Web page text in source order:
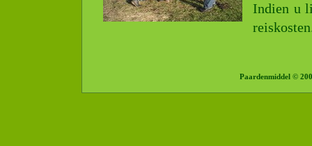
Indien u
Paardenmiddel ©